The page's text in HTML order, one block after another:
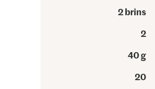
2 brins
2
40 g
20